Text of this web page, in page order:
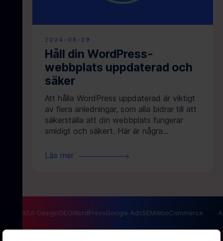
2024-08-29
Håll din WordPress-
webbplats uppdaterad och
säker
Att hålla WordPress uppdaterad är viktigt
av flera anledningar, som alla bidrar till att
säkerställa att din webbplats fungerar
smidigt och säkert. Här är några…
Läs mer
UX/UI-DesignGEOWordPressGoogle AdsSEMWooCommerce